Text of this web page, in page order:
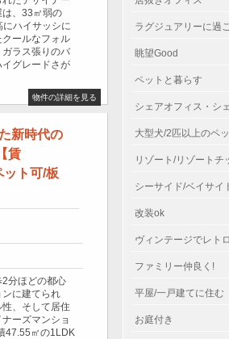
は、33㎡弱の
ハイサッシに
ールなフォル
ラス張りのバ
グレードさが
物件の詳細を見る
新時代の
賃
ット可/板
分ほどの都心
に建てられ
、そして居住
ーズマンショ
47.55㎡の1LDK
ラグジュアリーに過
眺望Good
ペットと暮らす
シェアオフィス・シ
大型犬/2匹以上のペ
リゾート/リゾートチ
シーサイド/ベイサイ
改装ok
ヴィンテージでレトロ
ファミリー仲良く!
平屋/一戸建てに住む
お庭付き